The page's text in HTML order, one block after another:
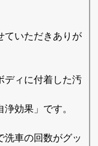
ていただきありが
ディに付着した汚
効果」です。
洗車の回数がグッ